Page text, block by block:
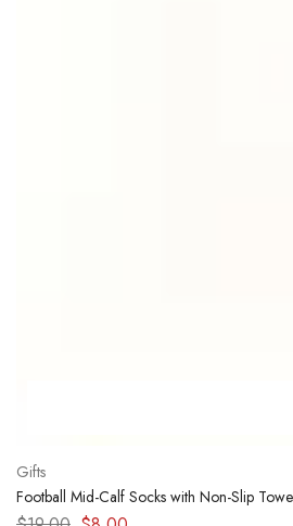
Gifts
Football Mid-Calf Socks with Non-Slip